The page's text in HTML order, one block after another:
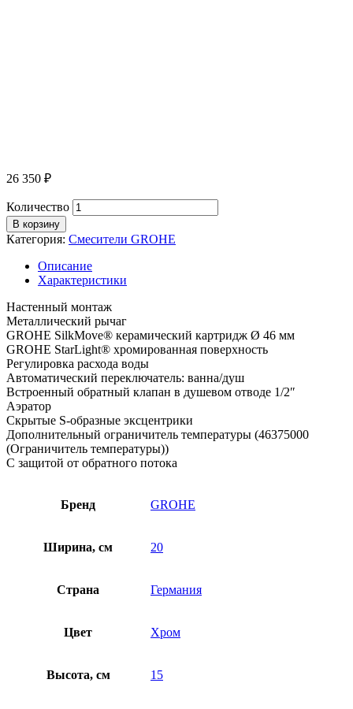
26 350 ₽
Количество
В корзину
Категория: Смесители GROHE
Описание
Характеристики
Настенный монтаж
Металлический рычаг
GROHE SilkMove® керамический картридж Ø 46 мм
GROHE StarLight® хромированная поверхность
Регулировка расхода воды
Автоматический переключатель: ванна/душ
Встроенный обратный клапан в душевом отводе 1/2″
Аэратор
Скрытые S-образные эксцентрики
Дополнительный ограничитель температуры (46375000
(Ограничитель температуры))
С защитой от обратного потока
Бренд GROHE
Ширина, см 20
Страна Германия
Цвет Хром
Высота, см 15